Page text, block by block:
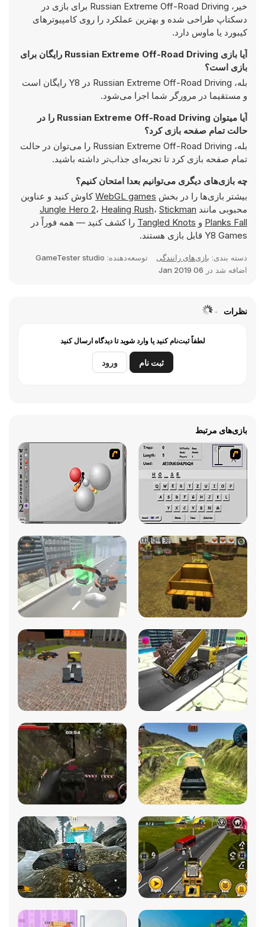
خیر، Russian Extreme Off-Road Driving برای بازی در
دسکتاپ طراحی شده و بهترین عملکرد را روی کامپیوتر‌های
کیبورد یا ماوس دارد.
آیا بازی Russian Extreme Off-Road Driving رایگان برای
بازی است؟
بله، Russian Extreme Off-Road Driving در Y8 رایگان است
و مستقیما در مرورگر شما اجرا می‌شود.
آیا میتوان Russian Extreme Off-Road Driving را در
حالت تمام صفحه بازی کرد؟
بله، Russian Extreme Off-Road Driving را می‌توان در حالت
تمام صفحه بازی کرد تا تجربه‌ای جذاب‌تر داشته باشید.
چه بازی‌های دیگری می‌توانیم بعدا امتحان کنیم؟
بیشتر بازی‌ها را در بخش WebGL gamesکاوش کنید و عناوین
محبوبی مانند
Jungle Hero 2، Healing Rush، Stickman
Planks Fall و Tangled Knots را کشف کنید — همه فوراً در
Y8 Games قابل بازی هستند.
دسته بندی: بازی‌های رانندگی توسعه‌دهنده: GameTester studio
اضافه شد در 06 Jan 2019
نظرات
لطفاً ثبت‌نام کنید یا وارد شوید تا دیدگاه ارسال کنید
ثبت نام ورود
بازی‌های مرتبط